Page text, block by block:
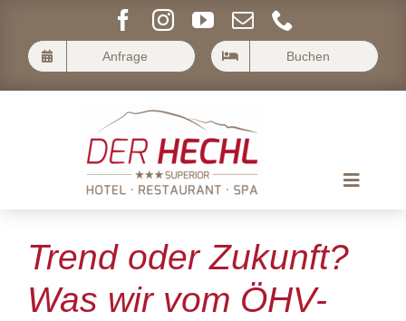
content
Anfrage Buchen
Toggle
Wohnen im Hechl
Trend oder Zukunft?
Was wir vom ÖHV-